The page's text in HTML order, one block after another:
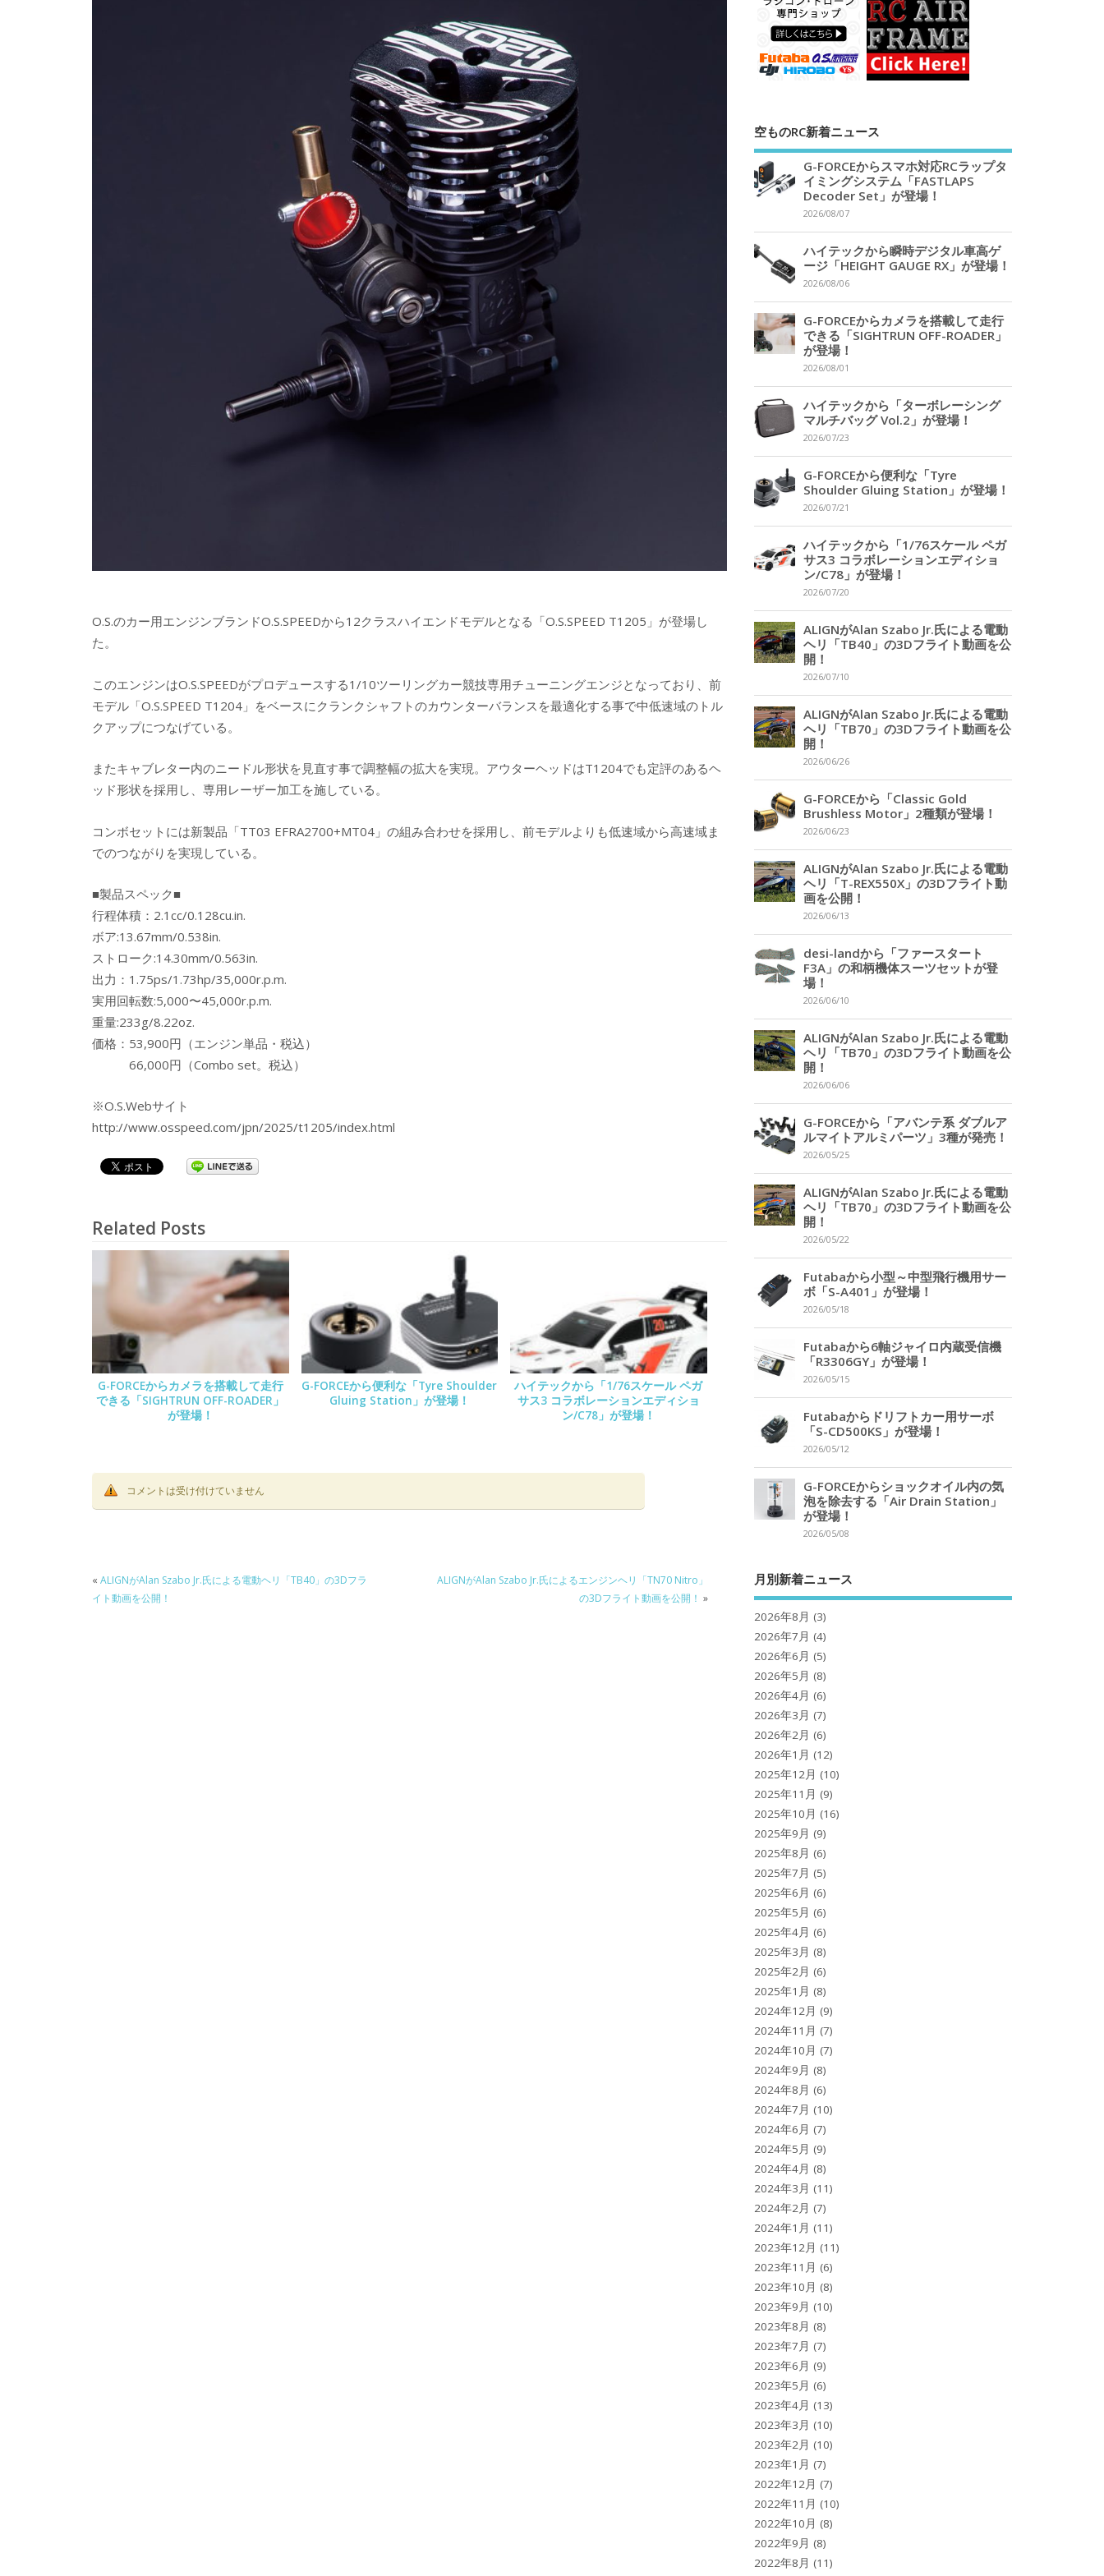
O.S.のカー用エンジンブランドO.S.SPEEDから12クラスハイエンドモデルとなる「O.S.SPEED T1205」が登場し
た。
このエンジンはO.S.SPEEDがプロデュースする1/10ツーリングカー競技専用チューニングエンジとなっており、前
モデル「O.S.SPEED T1204」をベースにクランクシャフトのカウンターバランスを最適化する事で中低速域のトル
クアップにつなげている。
またキャブレター内のニードル形状を見直す事で調整幅の拡大を実現。アウターヘッドはT1204でも定評のあるヘ
ッド形状を採用し、専用レーザー加工を施している。
コンボセットには新製品「TT03 EFRA2700+MT04」の組み合わせを採用し、前モデルよりも低速域から高速域ま
でのつながりを実現している。
■製品スペック■
行程体積：2.1cc/0.128cu.in.
ボア:13.67mm/0.538in.
ストローク:14.30mm/0.563in.
出力：1.75ps/1.73hp/35,000r.p.m.
実用回転数:5,000〜45,000r.p.m.
重量:233g/8.22oz.
価格：53,900円（エンジン単品・税込）
66,000円（Combo set。税込）
※O.S.Webサイト
http://www.osspeed.com/jpn/2025/t1205/index.html
Related Posts
G-FORCEからカメラを搭載して走行
できる「SIGHTRUN OFF-ROADER」
が登場！
G-FORCEから便利な「Tyre Shoulder
Gluing Station」が登場！
ハイテックから「1/76スケール ペガ
サス3 コラボレーションエディショ
ン/C78」が登場！
コメントは受け付けていません
« ALIGNがAlan Szabo Jr.氏による電動ヘリ「TB40」の3Dフラ
イト動画を公開！
ALIGNがAlan Szabo Jr.氏によるエンジンヘリ「TN70 Nitro」
の3Dフライト動画を公開！ »
空ものRC新着ニュース
G-FORCEからスマホ対応RCラップタ
イミングシステム「FASTLAPS
Decoder Set」が登場！
2026/08/07
ハイテックから瞬時デジタル車高ゲ
ージ「HEIGHT GAUGE RX」が登場！
2026/08/06
G-FORCEからカメラを搭載して走行
できる「SIGHTRUN OFF-ROADER」
が登場！
2026/08/01
ハイテックから「ターボレーシング
マルチバッグ Vol.2」が登場！
2026/07/23
G-FORCEから便利な「Tyre
Shoulder Gluing Station」が登場！
2026/07/21
ハイテックから「1/76スケール ペガ
サス3 コラボレーションエディショ
ン/C78」が登場！
2026/07/20
ALIGNがAlan Szabo Jr.氏による電動
ヘリ「TB40」の3Dフライト動画を公
開！
2026/07/10
ALIGNがAlan Szabo Jr.氏による電動
ヘリ「TB70」の3Dフライト動画を公
開！
2026/06/26
G-FORCEから「Classic Gold
Brushless Motor」2種類が登場！
2026/06/23
ALIGNがAlan Szabo Jr.氏による電動
ヘリ「T-REX550X」の3Dフライト動
画を公開！
2026/06/13
desi-landから「ファースタート
F3A」の和柄機体スーツセットが登
場！
2026/06/10
ALIGNがAlan Szabo Jr.氏による電動
ヘリ「TB70」の3Dフライト動画を公
開！
2026/06/06
G-FORCEから「アバンテ系 ダブルア
ルマイトアルミパーツ」3種が発売！
2026/05/25
ALIGNがAlan Szabo Jr.氏による電動
ヘリ「TB70」の3Dフライト動画を公
開！
2026/05/22
Futabaから小型～中型飛行機用サー
ボ「S-A401」が登場！
2026/05/18
Futabaから6軸ジャイロ内蔵受信機
「R3306GY」が登場！
2026/05/15
Futabaからドリフトカー用サーボ
「S-CD500KS」が登場！
2026/05/12
G-FORCEからショックオイル内の気
泡を除去する「Air Drain Station」
が登場！
2026/05/08
月別新着ニュース
2026年8月 (3)
2026年7月 (4)
2026年6月 (5)
2026年5月 (8)
2026年4月 (6)
2026年3月 (7)
2026年2月 (6)
2026年1月 (12)
2025年12月 (10)
2025年11月 (9)
2025年10月 (16)
2025年9月 (9)
2025年8月 (6)
2025年7月 (5)
2025年6月 (6)
2025年5月 (6)
2025年4月 (6)
2025年3月 (8)
2025年2月 (6)
2025年1月 (8)
2024年12月 (9)
2024年11月 (7)
2024年10月 (7)
2024年9月 (8)
2024年8月 (6)
2024年7月 (10)
2024年6月 (7)
2024年5月 (9)
2024年4月 (8)
2024年3月 (11)
2024年2月 (7)
2024年1月 (11)
2023年12月 (11)
2023年11月 (6)
2023年10月 (8)
2023年9月 (10)
2023年8月 (8)
2023年7月 (7)
2023年6月 (9)
2023年5月 (6)
2023年4月 (13)
2023年3月 (10)
2023年2月 (10)
2023年1月 (7)
2022年12月 (7)
2022年11月 (10)
2022年10月 (8)
2022年9月 (8)
2022年8月 (11)